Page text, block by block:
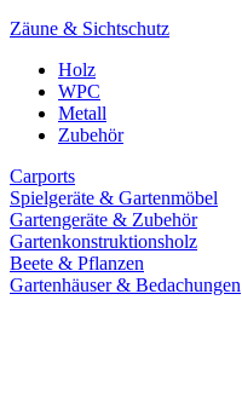
Zäune & Sichtschutz
Holz
WPC
Metall
Zubehör
Carports
Spielgeräte & Gartenmöbel
Gartengeräte & Zubehör
Gartenkonstruktionsholz
Beete & Pflanzen
Gartenhäuser & Bedachungen